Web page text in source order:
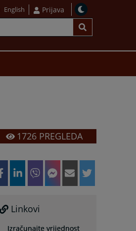
English Prijava
1726PREGLEDA
Linkovi
Izračunajte vrijednost